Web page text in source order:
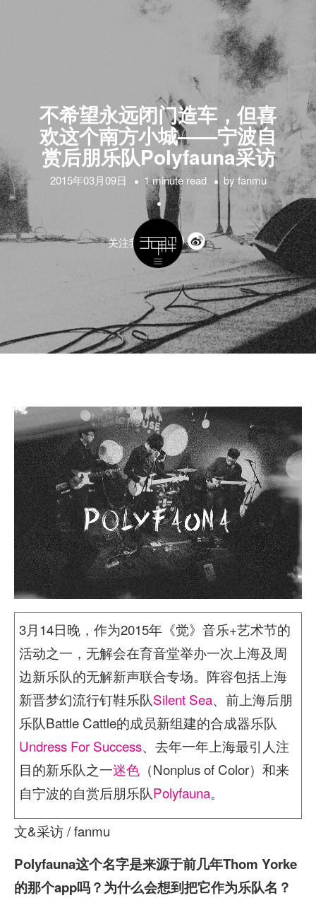
不希望永远闭门造车，但喜
欢这个南方小城——宁波自
赏后朋乐队Polyfauna采访
2015年03月09日 1 minute read byfanmu
关注我们的:
3月14日晚，作为2015年《觉》音乐+艺术节的
活动之一，无解会在育音堂举办一次上海及周
边新乐队的无解新声联合专场。阵容包括上海
新晋梦幻流行钉鞋乐队Silent Sea、前上海后朋
乐队Battle Cattle的成员新组建的合成器乐队
Undress For Success、去年一年上海最引人注
目的新乐队之一迷色 （Nonplus of Color）和来
自宁波的自赏后朋乐队Polyfauna。
文&采访 / fanmu
Polyfauna这个名字是来源于前几年Thom Yorke
的那个app吗？为什么会想到把它作为乐队名？